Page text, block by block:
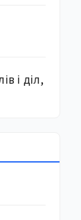
і діл,